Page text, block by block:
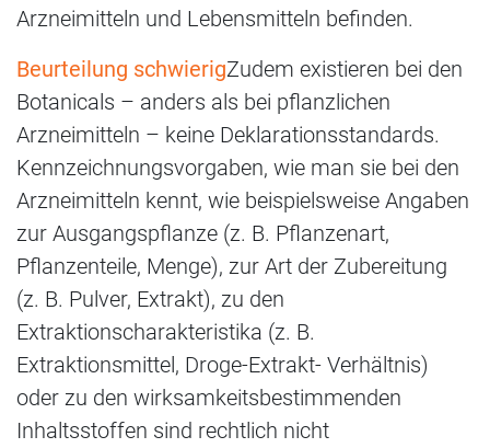
Arzneimitteln und Lebensmitteln befinden.
Beurteilung schwierigZudem existieren bei den
Botanicals – anders als bei pflanzlichen
Arzneimitteln – keine Deklarationsstandards.
Kennzeichnungsvorgaben, wie man sie bei den
Arzneimitteln kennt, wie beispielsweise Angaben
zur Ausgangspflanze (z. B. Pflanzenart,
Pflanzenteile, Menge), zur Art der Zubereitung
(z. B. Pulver, Extrakt), zu den
Extraktionscharakteristika (z. B.
Extraktionsmittel, Droge-Extrakt- Verhältnis)
oder zu den wirksamkeitsbestimmenden
Inhaltsstoffen sind rechtlich nicht